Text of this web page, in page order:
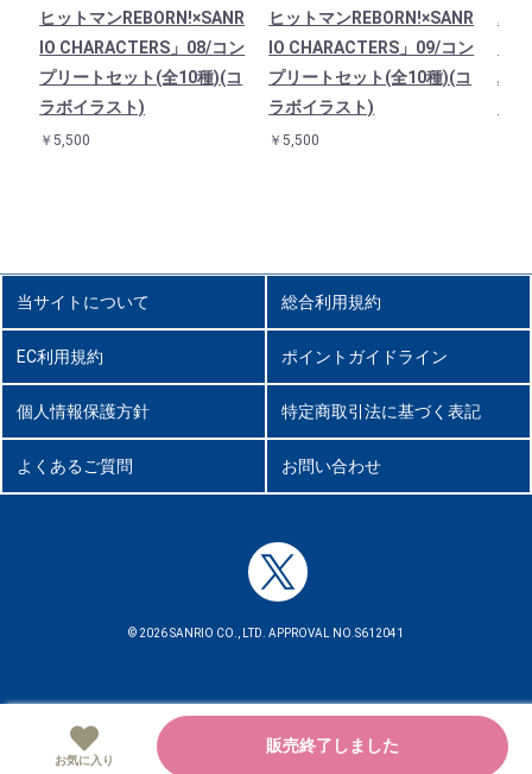
お気に入り
販売終了しました
ヒットマンREBORN!×SANR
IO CHARACTERS」08/コン
プリートセット(全10種)(コ
ラボイラスト)
￥5,500
ヒットマンREBORN!×SANR
IO CHARACTERS」09/コン
プリートセット(全10種)(コ
ラボイラスト)
￥5,500
ホ
当サイトについて 総合利用規約
EC利用規約 ポイントガイドライン
個人情報保護方針 特定商取引法に基づく表記
よくあるご質問 お問い合わせ
© 2026 SANRIO CO., LTD. APPROVAL NO.S612041